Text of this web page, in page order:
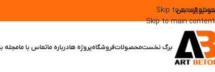
Skip to navigation
Skip to main content
آرت بتن
برگ نخستمحصولاتفروشگاهپروژه هادرباره ماتماس با مامجله